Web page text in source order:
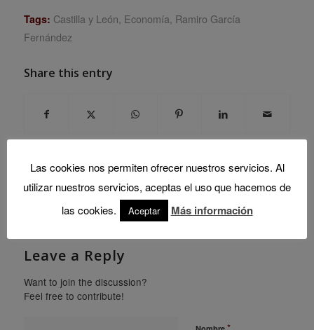
Tags: Castilla y León, Economía, Ramiro García
Fernández
Share this entry
0
Leave a Reply
Want to join the discussion?
Feel free to contribute!
Las cookies nos permiten ofrecer nuestros servicios. Al
utilizar nuestros servicios, aceptas el uso que hacemos de
las cookies.
Aceptar Más información